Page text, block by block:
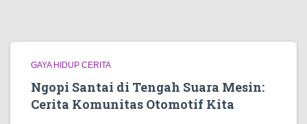
GAYA HIDUP CERITA
Ngopi Santai di Tengah Suara Mesin:
Cerita Komunitas Otomotif Kita